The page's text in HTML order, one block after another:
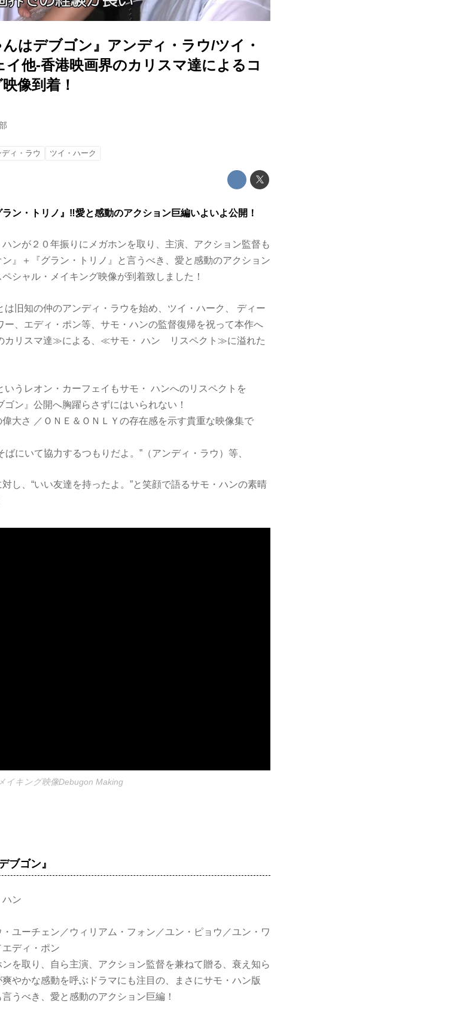
はデブゴン』アンディ・ラウ/ツイ・
他-香港映画界のカリスマ達によるコ
像到着！
ディ・ラウ ツイ・ハーク
ン・トリノ』‼愛と感動のアクション巨編いよいよ公開！
ンが２０年振りにメガホンを取り、主演、アクション監督も
』＋『グラン・トリノ』と言うべき、愛と感動のアクション
シャル・メイキング映像が到着致しました！
旧知の仲のアンディ・ラウを始め、ツイ・ハーク、 ディー
ー、エディ・ポン等、サモ・ハンの監督復帰を祝って本作へ
カリスマ達≫による、≪サモ・ ハン リスペクト≫に溢れた
うレオン・カーフェイもサモ・ ハンへのリスペクトを
ン』公開へ胸躍らさずにはいられない！
大さ ／ＯＮＥ＆ＯＮＬＹの存在感を示す貴重な映像集で
にいて協力するつもりだよ。”（アンディ・ラウ）等、
し、“いい友達を持ったよ。”と笑顔で語るサモ・ハンの素晴
イキング映像Debugon Making
デブゴン』
ハン
ユーチェン／ウィリアム・フォン／ユン・ピョウ／ユン・ワ
ディ・ポン
を取り、自ら主演、アクション監督を兼ねて贈る、衰え知ら
やかな感動を呼ぶドラマにも注目の、まさにサモ・ハン版
言うべき、愛と感動のアクション巨編！